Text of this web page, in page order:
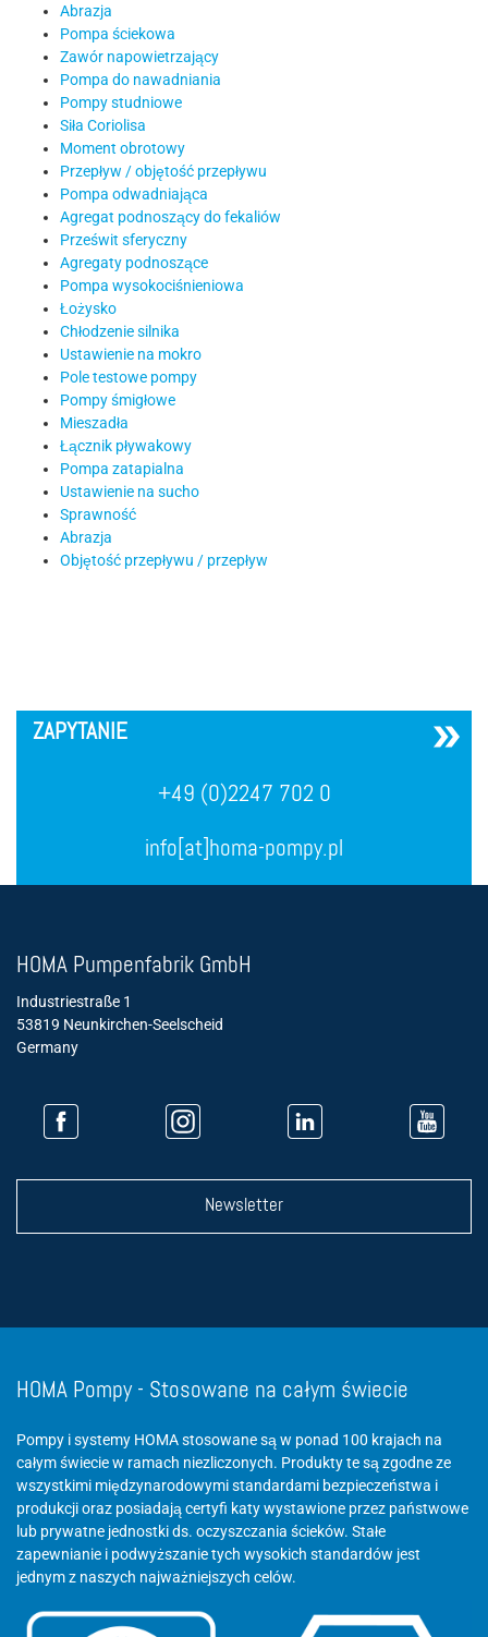
Abrazja
Pompa ściekowa
Zawór napowietrzający
Pompa do nawadniania
Pompy studniowe
Siła Coriolisa
Moment obrotowy
Przepływ / objętość przepływu
Pompa odwadniająca
Agregat podnoszący do fekaliów
Prześwit sferyczny
Agregaty podnoszące
Pompa wysokociśnieniowa
Łożysko
Chłodzenie silnika
Ustawienie na mokro
Pole testowe pompy
Pompy śmigłowe
Mieszadła
Łącznik pływakowy
Pompa zatapialna
Ustawienie na sucho
Sprawność
Abrazja
Objętość przepływu / przepływ
ZAPYTANIE
+49 (0)2247 702 0
info[at]homa-pompy.pl
HOMA Pumpenfabrik GmbH
Industriestraße 1
53819 Neunkirchen-Seelscheid
Germany
Newsletter
HOMA Pompy - Stosowane na całym świecie
Pompy i systemy HOMA stosowane są w ponad 100 krajach na
całym świecie w ramach niezliczonych. Produkty te są zgodne ze
wszystkimi międzynarodowymi standardami bezpieczeństwa i
produkcji oraz posiadają certyfi katy wystawione przez państwowe
lub prywatne jednostki ds. oczyszczania ścieków. Stałe
zapewnianie i podwyższanie tych wysokich standardów jest
jednym z naszych najważniejszych celów.